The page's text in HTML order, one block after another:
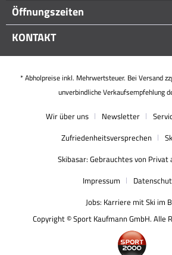
Öffnungszeiten
KONTAKT
* Abholpreise inkl. Mehrwertsteuer. Bei Versand
unverbindliche Verkaufsempfehlung
Wir über uns Newsletter
Zufriedenheitsversprechen
Skibasar: Gebrauchtes von Privat
Impressum
Jobs: Karriere mit Ski im
Copyright © Sport Kaufmann GmbH. Alle